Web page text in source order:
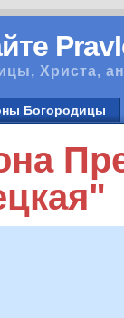
Христа,
Богородицы